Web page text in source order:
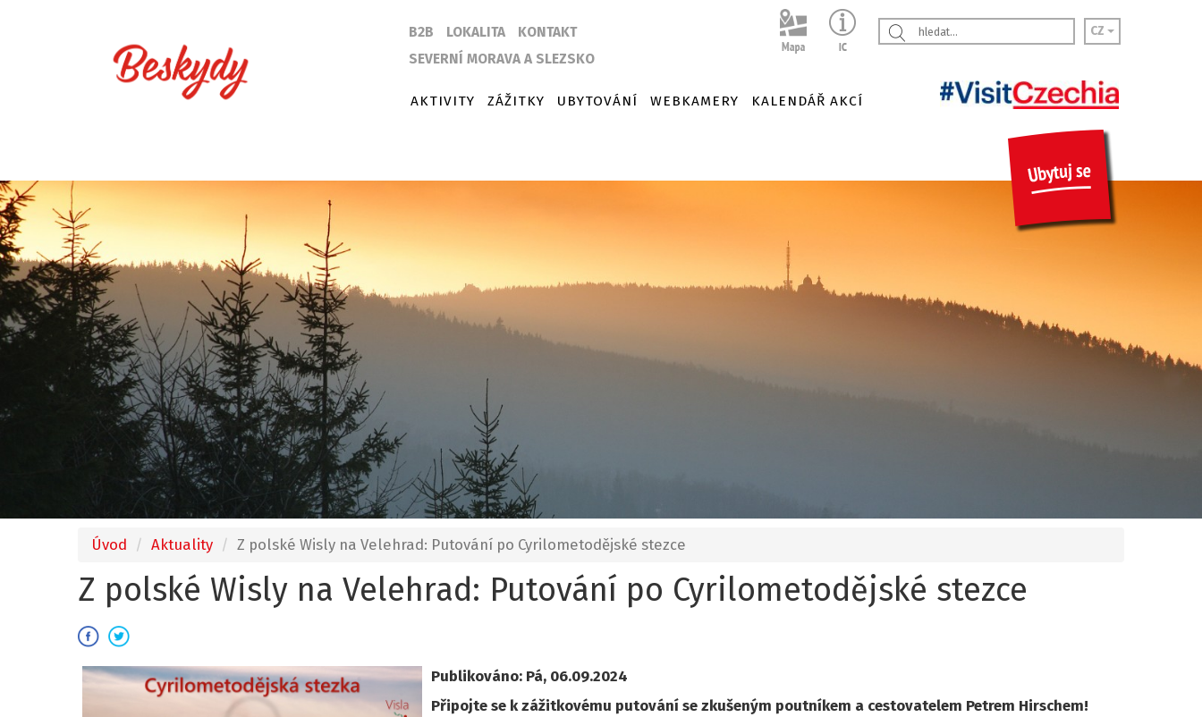
B2B LOKALITA
KONTAKT
SEVERNÍ MORAVA A SLEZSKO
CZ
AKTIVITY ZÁŽITKY UBYTOVÁNÍ WEBKAMERY KALENDÁŘ AKCÍ
Úvod Aktuality Z polské Wisly na Velehrad: Putování po Cyrilometodějské stezce
Z polské Wisly na Velehrad: Putování po Cyrilometodějské stezce
Publikováno: Pá, 06.09.2024
Připojte se k zážitkovému putování se zkušeným poutníkem a cestovatelem Petrem Hirschem!